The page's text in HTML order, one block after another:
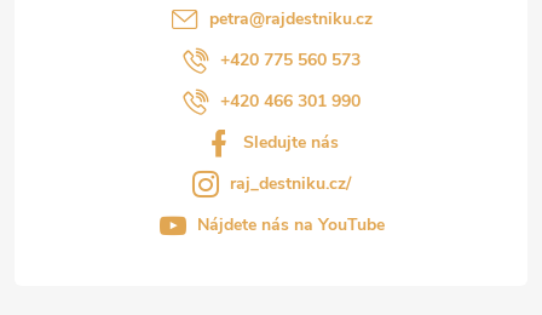
petra@rajdestniku.cz
+420 775 560 573
+420 466 301 990
Sledujte nás
raj_destniku.cz/
Nájdete nás na YouTube